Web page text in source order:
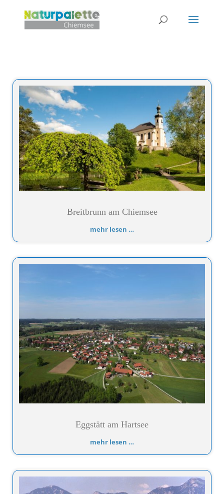
Breitbrunn am Chiemsee
mehr lesen …
Eggstätt am Hartsee
mehr lesen …